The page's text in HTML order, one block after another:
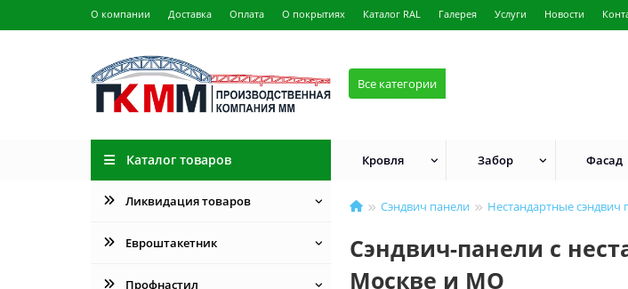
О компании Доставка Оплата О покрытиях Каталог RAL Галерея Услуги Новости
Все категории
Каталог товаров
Ликвидация товаров
Евроштакетник
Профнастил
Кровля Забор Фасад
Сэндвич панели Нестандартные сэндвич
Сэндвич-панели с
Москве и МО